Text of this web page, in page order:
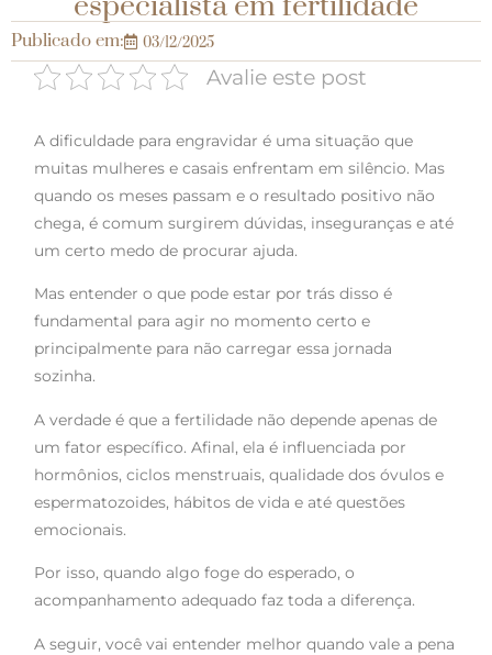
Publicado em: 03/12/2025
Avalie este post
A dificuldade para engravidar é uma situação que
muitas mulheres e casais enfrentam em silêncio. Mas
quando os meses passam e o resultado positivo não
chega, é comum surgirem dúvidas, inseguranças e até
um certo medo de procurar ajuda.
Mas entender o que pode estar por trás disso é
fundamental para agir no momento certo e
principalmente para não carregar essa jornada
sozinha.
A verdade é que a fertilidade não depende apenas de
um fator específico. Afinal, ela é influenciada por
hormônios, ciclos menstruais, qualidade dos óvulos e
espermatozoides, hábitos de vida e até questões
emocionais.
Por isso, quando algo foge do esperado, o
acompanhamento adequado faz toda a diferença.
A seguir, você vai entender melhor quando vale a pena